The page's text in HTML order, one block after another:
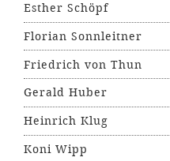
Esther Schöpf
Florian Sonnleitner
Friedrich von Thun
Gerald Huber
Heinrich Klug
Koni Wipp